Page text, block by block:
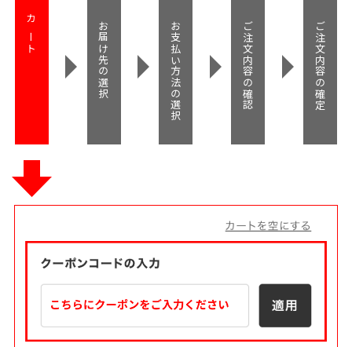
カート お届け先の選択 お支払い方法の選択 ご注文内容の確認 ご注文内容の確定